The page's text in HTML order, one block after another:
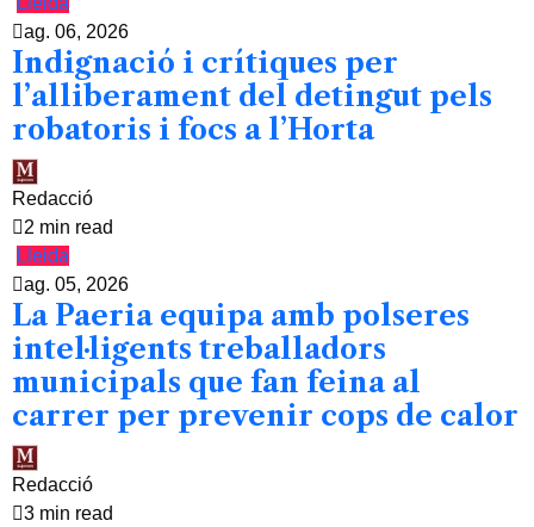
ag. 06, 2026
Indignació i crítiques per
l’alliberament del detingut pels
robatoris i focs a l’Horta
Redacció
2 min read
Lleida
ag. 05, 2026
La Paeria equipa amb polseres
intel·ligents treballadors
municipals que fan feina al
carrer per prevenir cops de calor
Redacció
3 min read